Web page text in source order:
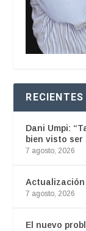
RECIENTES
Dani Umpi:
bien visto
7 agosto, 2026
Actualización
7 agosto, 2026
El nuevo